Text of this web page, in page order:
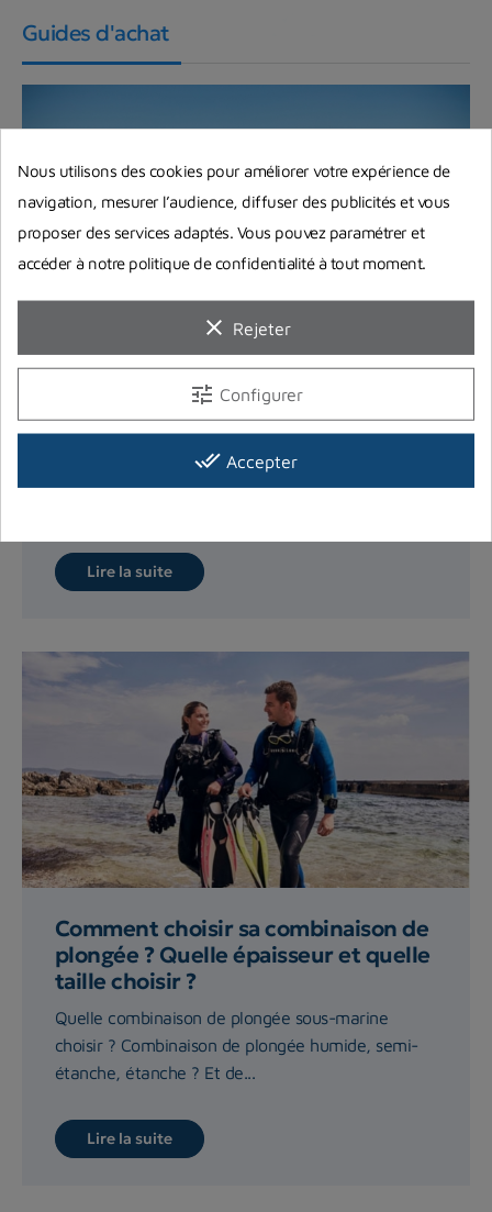
Guides d'achat
Equipement complet de plongée :
Quel matériel choisir pour bien
débuter ?
Vous pensez à investir dans votre premier
équipement complet de plongée ? On répond à
Lire la suite
Comment choisir sa combinaison de
plongée ? Quelle épaisseur et quelle
taille choisir ?
Quelle combinaison de plongée sous-marine
choisir ? Combinaison de plongée humide, semi-
étanche, étanche ? Et de...
Lire la suite
Nous utilisons des cookies pour améliorer votre expérience de
navigation, mesurer l’audience, diffuser des publicités et vous
proposer des services adaptés. Vous pouvez paramétrer et
accéder à notre politique de confidentialité à tout moment.
clear Rejeter
tune Configurer
done_all Accepter